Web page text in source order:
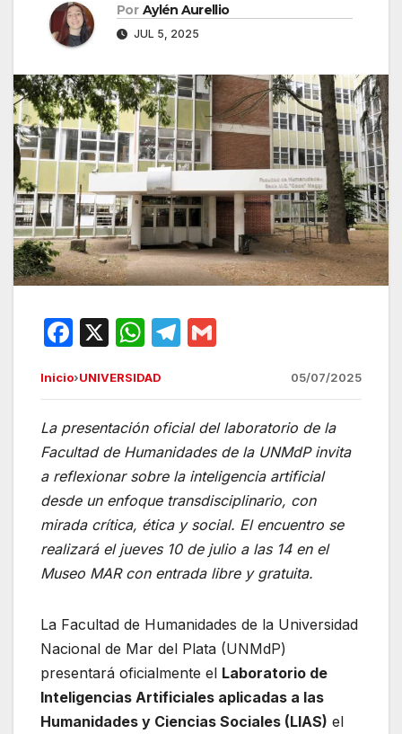
Por Aylén Aurellio
JUL 5, 2025
F
c
e
b
o
o
k
X
W
at
s
A
p
p
T
e
gr
a
m
ail
Inicio›UNIVERSIDAD 05/07/2025
La presentación oficial del laboratorio de la
Facultad de Humanidades de la UNMdP invita
a reflexionar sobre la inteligencia artificial
desde un enfoque transdisciplinario, con
mirada crítica, ética y social. El encuentro se
realizará el jueves 10 de julio a las 14 en el
Museo MAR con entrada libre y gratuita.
La Facultad de Humanidades de la Universidad
Nacional de Mar del Plata (UNMdP)
presentará oficialmente el Laboratorio de
Inteligencias Artificiales aplicadas a las
Humanidades y Ciencias Sociales (LIAS) el